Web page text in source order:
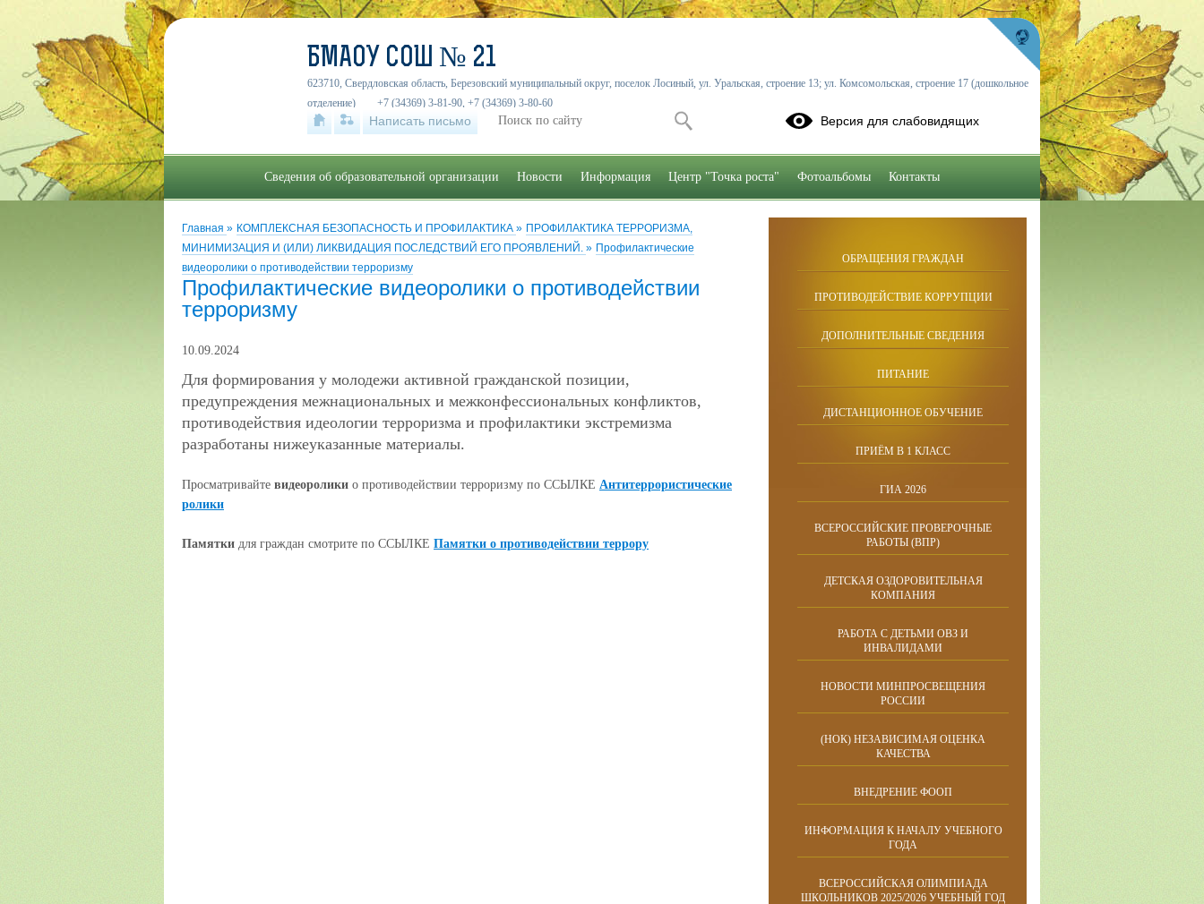
Главная » КОМПЛЕКСНАЯ БЕЗОПАСНОСТЬ И ПРОФИЛАКТИКА » ПРОФИЛАКТИКА ТЕРРОРИЗМА,
МИНИМИЗАЦИЯ И (ИЛИ) ЛИКВИДАЦИЯ ПОСЛЕДСТВИЙ ЕГО ПРОЯВЛЕНИЙ. » Профилактические
видеоролики о противодействии терроризму
Профилактические видеоролики о противодействии
терроризму
10.09.2024
Для формирования у молодежи активной гражданской позиции,
предупреждения межнациональных и межконфессиональных конфликтов,
противодействия идеологии терроризма и профилактики экстремизма
разработаны нижеуказанные материалы.
Просматривайте видеоролики о противодействии терроризму по ССЫЛКЕ Антитеррористические
ролики
Памятки для граждан смотрите по ССЫЛКЕ Памятки о противодействии террору
ОБРАЩЕНИЯ ГРАЖДАН
ПРОТИВОДЕЙСТВИЕ КОРРУПЦИИ
ДОПОЛНИТЕЛЬНЫЕ СВЕДЕНИЯ
ПИТАНИЕ
ДИСТАНЦИОННОЕ ОБУЧЕНИЕ
ПРИЁМ В 1 КЛАСС
ГИА 2026
ВСЕРОССИЙСКИЕ ПРОВЕРОЧНЫЕ
РАБОТЫ (ВПР)
ДЕТСКАЯ ОЗДОРОВИТЕЛЬНАЯ
КОМПАНИЯ
РАБОТА С ДЕТЬМИ ОВЗ И
ИНВАЛИДАМИ
НОВОСТИ МИНПРОСВЕЩЕНИЯ
РОССИИ
(НОК) НЕЗАВИСИМАЯ ОЦЕНКА
КАЧЕСТВА
ВНЕДРЕНИЕ ФООП
ИНФОРМАЦИЯ К НАЧАЛУ УЧЕБНОГО
ГОДА
ВСЕРОССИЙСКАЯ ОЛИМПИАДА
ШКОЛЬНИКОВ 2025/2026 УЧЕБНЫЙ ГОД
БМАОУ СОШ № 21
623710, Свердловская область, Березовский муниципальный округ, поселок Лосиный, ул. Уральская, строение 13; ул. Комсомольская, строение 17 (дошкольное
отделение)
+7 (34369) 3-81-90, +7 (34369) 3-80-60
Написать письмо Версия для слабовидящих
Сведения об образовательной организации Новости Информация Центр "Точка роста" Фотоальбомы Контакты